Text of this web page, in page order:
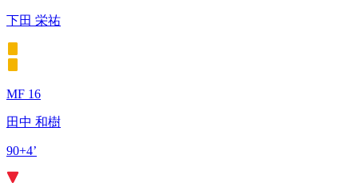
下田 栄祐
MF 16
田中 和樹
90+4’